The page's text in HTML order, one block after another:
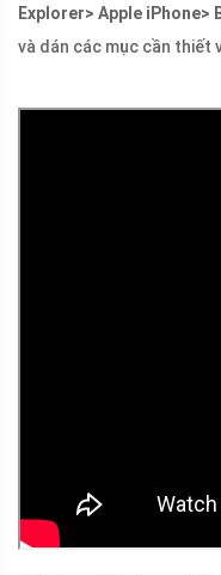
Explorer> Apple iPhone>
và dán các mục cần thiết